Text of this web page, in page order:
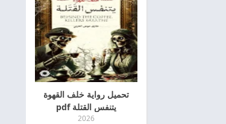
تحميل رواية خلف القهوة
يتنفس القتلة pdf
2026